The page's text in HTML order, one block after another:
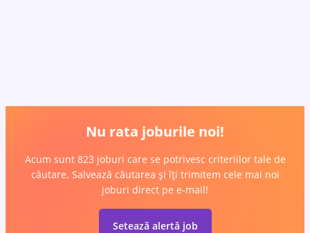
Nu rata joburile noi!
Acum sunt 823 joburi care se potrivesc criteriilor tale de
căutare. Salvează căutarea și îți trimitem cele mai noi
joburi direct pe e-mail!
Setează alertă job